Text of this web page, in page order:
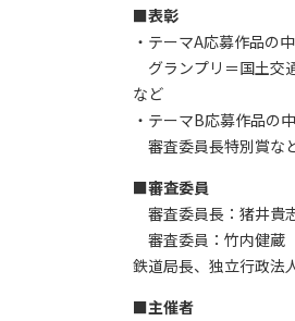
■表彰
・テーマA応募作品の
グランプリ＝国土交
など
・テーマB応募作品の
審査委員長特別賞な
■審査委員
審査委員長：猪井貴
審査委員：竹内健蔵
鉄道局長、独立行政法
■主催者